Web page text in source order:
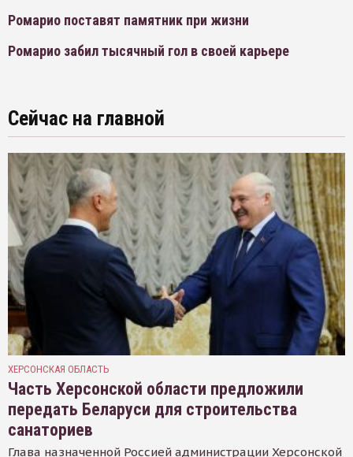
Ромарио поставят памятник при жизни
Ромарио забил тысячный гол в своей карьере
Сейчас на главной
ХЕРСОНСКАЯ ОБЛАСТЬ
Часть Херсонской области предложили
передать Беларуси для строительства
санаториев
Глава назначенной Россией администрации Херсонской